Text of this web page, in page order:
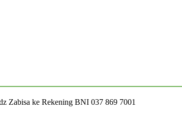
Zabisa ke Rekening BNI 037 869 7001